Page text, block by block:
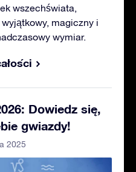
wszechświata,
magiczny i
wymiar.
Dowiedz się,
gwiazdy!
2025